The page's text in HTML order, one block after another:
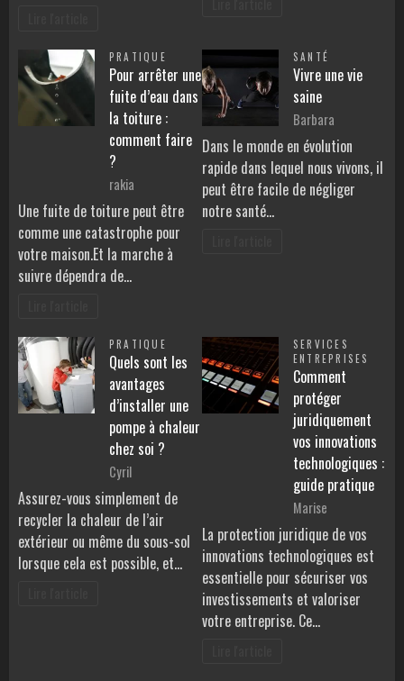
PRATIQUE
Pour arrêter une
fuite d’eau dans
la toiture :
comment faire
?
rakia
Une fuite de toiture peut être
comme une catastrophe pour
votre maison.Et la marche à
suivre dépendra de…
SANTÉ
Vivre une vie
saine
Barbara
Dans le monde en évolution
rapide dans lequel nous vivons, il
peut être facile de négliger
notre santé…
PRATIQUE
Quels sont les
avantages
d’installer une
pompe à chaleur
chez soi ?
Cyril
Assurez-vous simplement de
recycler la chaleur de l’air
extérieur ou même du sous-sol
lorsque cela est possible, et…
SERVICES
ENTREPRISES
Comment
protéger
juridiquement
vos innovations
technologiques :
guide pratique
Marise
La protection juridique de vos
innovations technologiques est
essentielle pour sécuriser vos
investissements et valoriser
votre entreprise. Ce…